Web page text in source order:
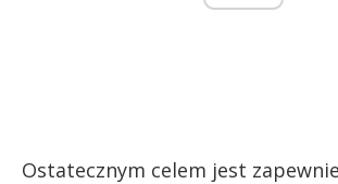
Ostatecznym celem jest